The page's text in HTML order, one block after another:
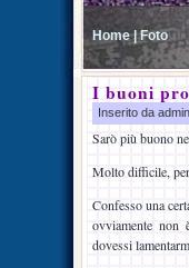
Home | Foto
I buoni
Inserito da
Sarò più buono
Molto difficile,
Confesso una
ovviamente non
dovessi